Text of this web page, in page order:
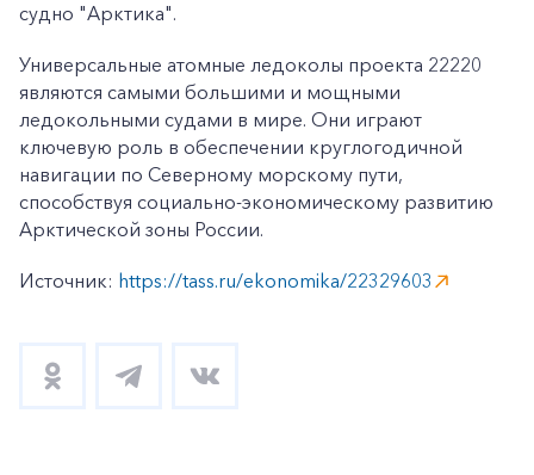
судно "Арктика".
Универсальные атомные ледоколы проекта 22220
являются самыми большими и мощными
ледокольными судами в мире. Они играют
ключевую роль в обеспечении круглогодичной
навигации по Северному морскому пути,
способствуя социально-экономическому развитию
Арктической зоны России.
Источник: https://tass.ru/ekonomika/22329603